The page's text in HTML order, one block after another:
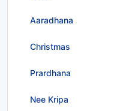
Aaradhana
Christmas
Prardhana
Nee Kripa